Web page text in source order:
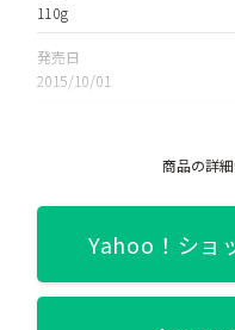
110g
発売日
2015/10/01
商品の詳
Yahoo！ショ